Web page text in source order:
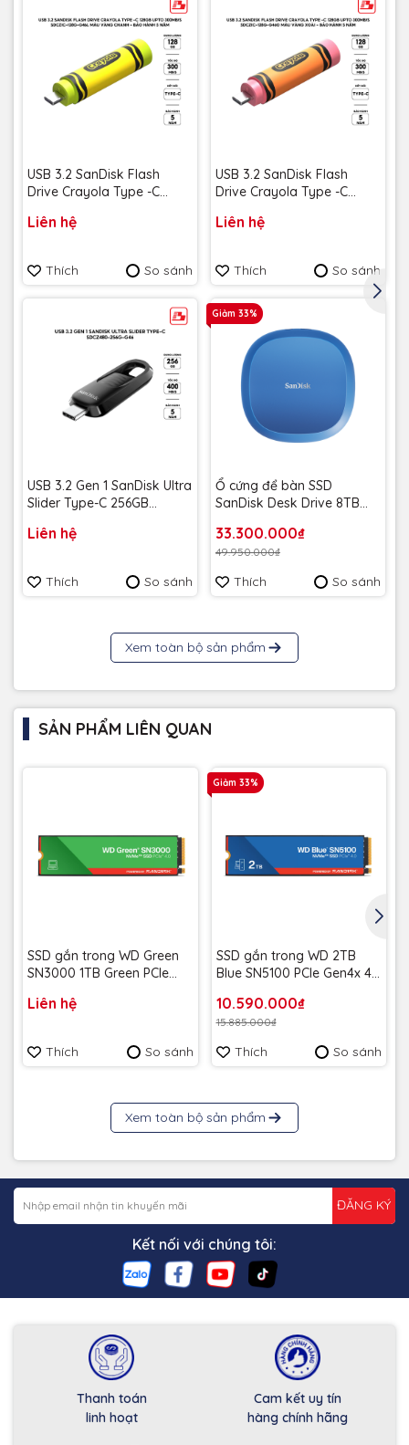
USB 3.2 SanDisk Flash
Drive Crayola Type -C
SDCZIC-128G-G46L màu
năm
Liên hệ
Thích So sánh
USB 3.2 SanDisk Flash
Drive Crayola Type -C
SDCZIC-128G-G46O màu
năm
Liên hệ
Thích So sánh
USB 3.2 Gen 1 SanDisk Ultra
Slider Type-C 256GB
G46 - Bảo hành 5 năm
Liên hệ
Thích So sánh
Giảm 33%
Ổ cứng để bàn SSD
SanDisk Desk Drive 8TB
SDSSDT40C-8T00-A25 -
Bảo Hành 3 năm
33.300.000₫
49.950.000₫
Thích So sánh
Xem toàn bộ sản phẩm
SẢN PHẨM LIÊN QUAN
SSD gắn trong WD Green
SN3000 1TB Green PCle
WDS500G5B0E upto
Liên hệ
Thích So sánh
Giảm 33%
SSD gắn trong WD 2TB
Blue SN5100 PCle Gen4x 4
upto 7100Mb/s - Bảo Hành
5 năm
10.590.000₫
15.885.000₫
Thích So sánh
Xem toàn bộ sản phẩm
ĐĂNG KÝ
Kết nối với chúng tôi:
Thanh toán
linh hoạt
Cam kết uy tín
hàng chính hãng